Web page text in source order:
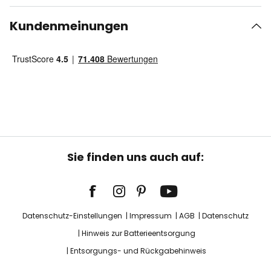
Kundenmeinungen
Sie finden uns auch auf:
Datenschutz-Einstellungen Impressum AGB
Datenschutz
Hinweis zur Batterieentsorgung
Entsorgungs- und Rückgabehinweis